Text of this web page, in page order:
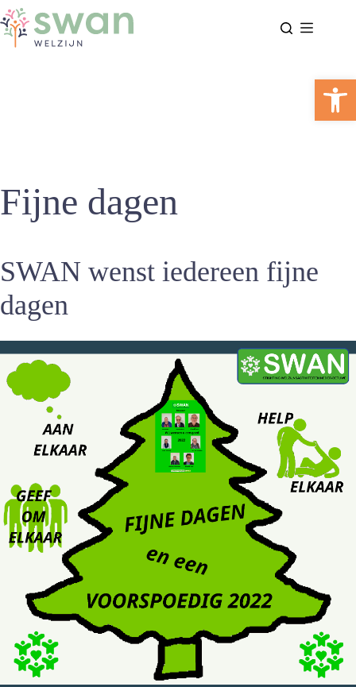
naar
de
inhoud
Fijne dagen
SWAN wenst iedereen fijne
dagen